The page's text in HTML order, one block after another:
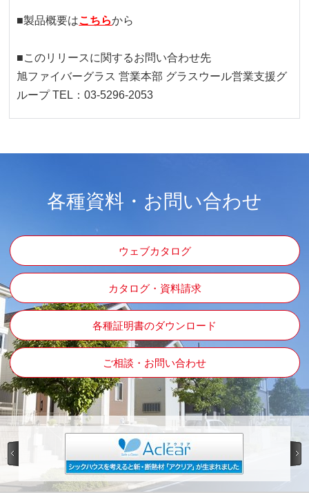
■製品概要はこちらから
■このリリースに関するお問い合わせ先
旭ファイバーグラス 営業本部 グラスウール営業支援グ
ループ TEL：03-5296-2053
各種資料・お問い合わせ
ウェブカタログ
カタログ・資料請求
各種証明書のダウンロード
ご相談・お問い合わせ